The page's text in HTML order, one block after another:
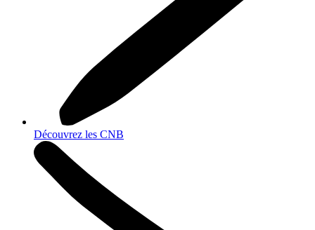
Découvrez les CNB